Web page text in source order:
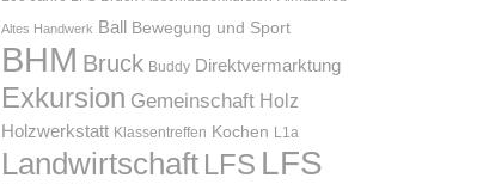
Altes Handwerk Ball Bewegung und Sport
BHM Bruck Buddy Direktvermarktung
Exkursion Gemeinschaft Holz
Holzwerkstatt Klassentreffen Kochen L1a
Landwirtschaft LFS LFS